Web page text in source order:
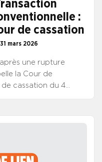
:
de cassation
31 mars 2026
une rupture
la Cour de
cassation du 4
son employeur ? La